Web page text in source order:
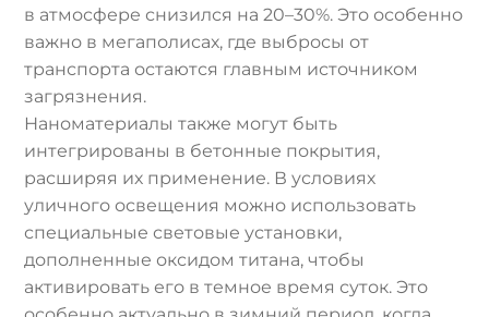
в атмосфере снизился на 20–30%. Это особенно
важно в мегаполисах, где выбросы от
транспорта остаются главным источником
загрязнения.
Наноматериалы также могут быть
интегрированы в бетонные покрытия,
расширяя их применение. В условиях
уличного освещения можно использовать
специальные световые установки,
дополненные оксидом титана, чтобы
активировать его в темное время суток. Это